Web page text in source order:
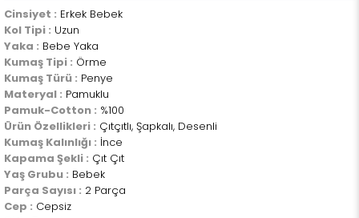
Cinsiyet : Erkek Bebek
Kol Tipi : Uzun
Yaka : Bebe Yaka
Kumaş Tipi : Örme
Kumaş Türü : Penye
Materyal : Pamuklu
Pamuk-Cotton : %100
Ürün Özellikleri : Çıtçıtlı, Şapkalı, Desenli
Kumaş Kalınlığı : İnce
Kapama Şekli : Çıt Çıt
Yaş Grubu : Bebek
Parça Sayısı : 2 Parça
Cep : Cepsiz